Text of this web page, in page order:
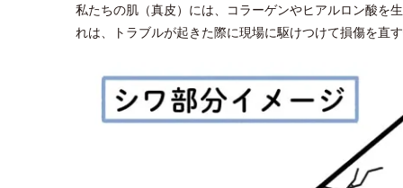
私たちの肌（真皮）には、コラーゲンやヒアルロン酸を
れは、トラブルが起きた際に現場に駆けつけて損傷を直す